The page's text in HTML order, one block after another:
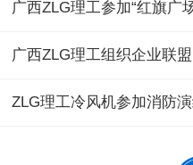
广西ZLG理工参加“红旗广
广西ZLG理工组织企业联
ZLG理工冷风机参加消防